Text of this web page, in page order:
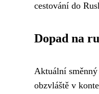
cestování do
Dopad na
Aktuální
obzvláště v